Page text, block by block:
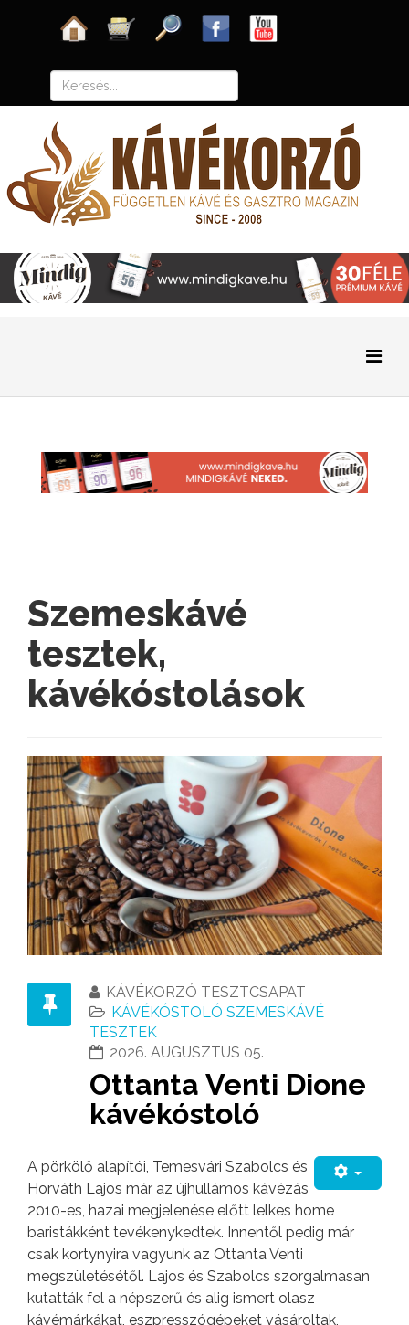
Szemeskávé
tesztek,
kávékóstolások
KÁVÉKORZÓ TESZTCSAPAT
KÁVÉKÓSTOLÓ SZEMESKÁVÉ
TESZTEK
2026. AUGUSZTUS 05.
Ottanta Venti Dione
kávékóstoló
A pörkölő alapítói, Temesvári Szabolcs és
Horváth Lajos már az újhullámos kávézás
2010-es, hazai megjelenése előtt lelkes home
baristákként tevékenykedtek. Innentől pedig már
csak kortynyira vagyunk az Ottanta Venti
megszületésétől. Lajos és Szabolcs szorgalmasan
kutatták fel a népszerű és alig ismert olasz
kávémárkákat, eszpresszógépeket vásároltak,